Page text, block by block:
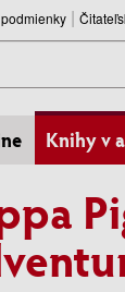
Knihy v